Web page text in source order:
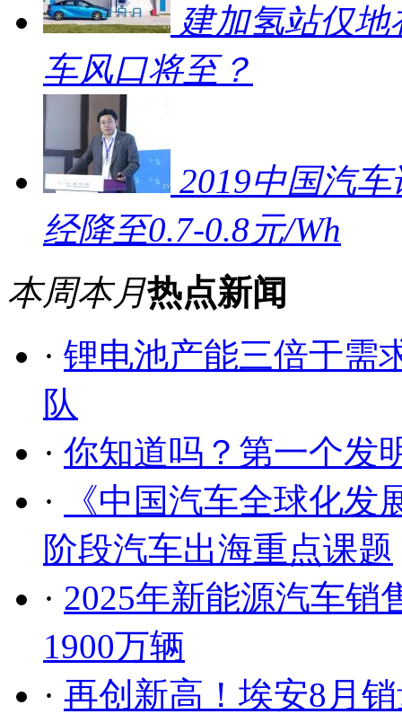
建加氢站仅地
车风口将至？
2019中国汽
经降至0.7-0.8元/Wh
本周本月热点新闻
· 锂电池产能三倍于需
队
· 你知道吗？第一个发
·
《中国汽车全球化
阶段汽车出海重点课题
· 2025年新能源汽车销
1900万辆
· 再创新高！埃安8月